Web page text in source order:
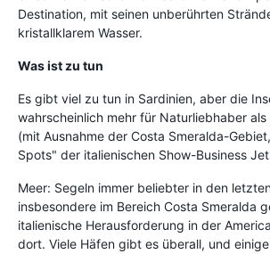
Destination, mit seinen unberührten
kristallklarem Wasser.
Was ist zu tun
Es gibt viel zu tun in Sardinien, aber die
wahrscheinlich mehr für Naturliebhaber
(mit Ausnahme der Costa Smeralda-
Spots" der italienischen Show-Business
Meer: Segeln immer beliebter in den
insbesondere im Bereich Costa Smeralda
italienische Herausforderung in der
dort. Viele Häfen gibt es überall, und